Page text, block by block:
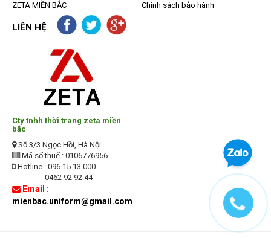
ZETA MIỀN BẮC Chính sách bảo hành
LIÊN HỆ
Cty tnhh thời trang zeta miền
bắc
Số 3/3 Ngọc Hồi, Hà Nội
Mã số thuế : 0106776956
Hotline : 096 15 13 000
0462 92 92 44
Email :
mienbac.uniform@gmail.com